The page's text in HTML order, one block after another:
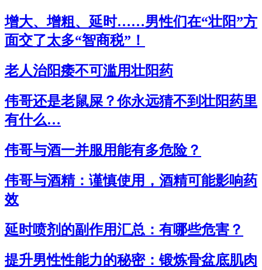
增大、增粗、延时……男性们在“壮阳”方
面交了太多“智商税”！
老人治阳痿不可滥用壮阳药
伟哥还是老鼠屎？你永远猜不到壮阳药里
有什么…
伟哥与酒一并服用能有多危险？
伟哥与酒精：谨慎使用，酒精可能影响药
效
延时喷剂的副作用汇总：有哪些危害？
提升男性性能力的秘密：锻炼骨盆底肌肉